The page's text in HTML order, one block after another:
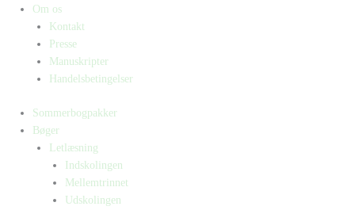
Om os
Kontakt
Presse
Manuskripter
Handelsbetingelser
Sommerbogpakker
Bøger
Letlæsning
Indskolingen
Mellemtrinnet
Udskolingen